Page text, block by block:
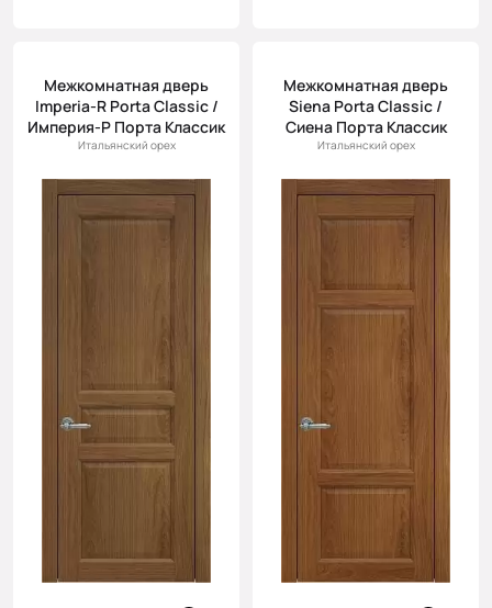
Межкомнатная дверь
Imperia-R Porta Classic /
Империя-Р Порта Классик
Итальянский орех
Межкомнатная дверь
Siena Porta Classic /
Сиена Порта Классик
Итальянский орех